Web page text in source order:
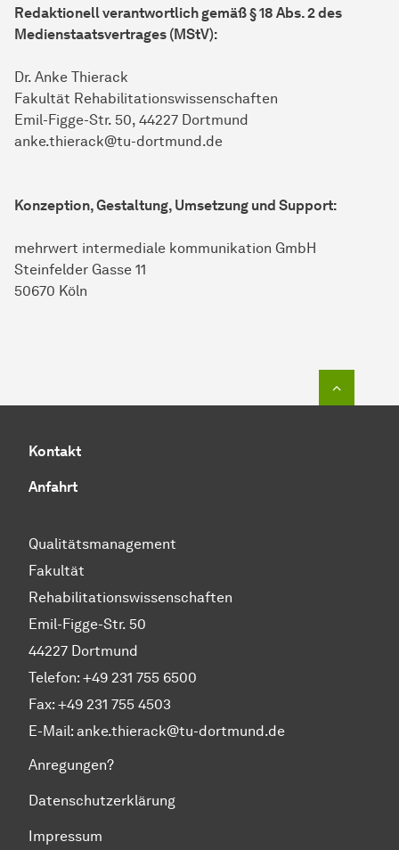
Redaktionell verantwortlich gemäß § 18 Abs. 2 des
Medienstaatsvertrages (MStV):
Dr. Anke Thierack
Fakultät Rehabilitationswissenschaften
Emil-Figge-Str. 50, 44227 Dortmund
anke.thierack@tu-dortmund.de
Konzeption, Gestaltung, Umsetzung und Support:
mehrwert intermediale kommunikation GmbH
Steinfelder Gasse 11
50670 Köln
Kontakt
Anfahrt
Qualitätsmanagement
Fakultät
Rehabilitationswissenschaften
Emil-Figge-Str. 50
44227 Dortmund
Telefon: +49 231 755 6500
Fax: +49 231 755 4503
E-Mail: anke.thierack@tu-dortmund.de
Anregungen?
Datenschutzerklärung
Impressum